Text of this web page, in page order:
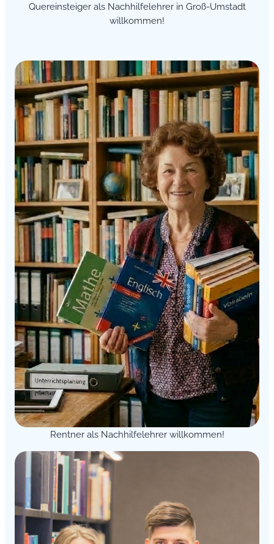
Quereinsteiger als Nachhilfelehrer in Groß-Umstadt
willkommen!
Rentner als Nachhilfelehrer willkommen!